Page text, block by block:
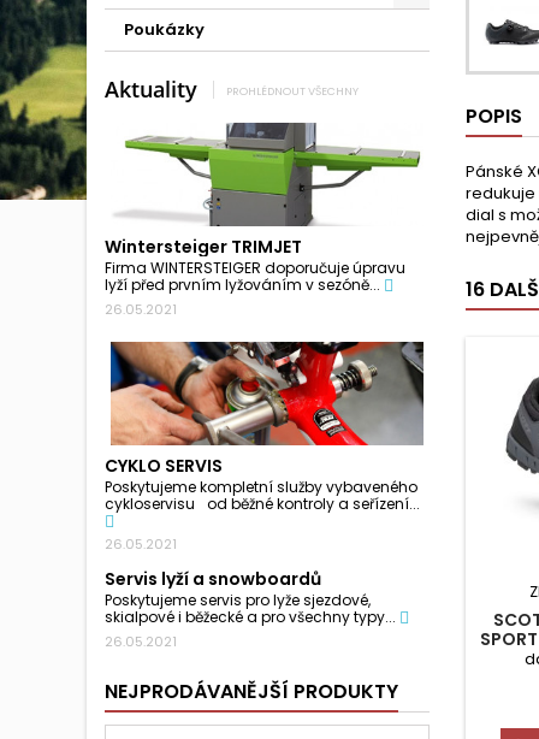
Poukázky
Aktuality PROHLÉDNOUT VŠECHNY
Wintersteiger TRIMJET
Firma WINTERSTEIGER doporučuje úpravu
lyží před prvním lyžováním v sezóně...
26.05.2021
CYKLO SERVIS
Poskytujeme kompletní služby vybaveného
cykloservisu od běžné kontroly a seřízení...
26.05.2021
Servis lyží a snowboardů
Poskytujeme servis pro lyže sjezdové,
skialpové i běžecké a pro všechny typy...
26.05.2021
NEJPRODÁVANĚJŠÍ PRODUKTY
POPIS
Pánské
redukuje
dial s
16